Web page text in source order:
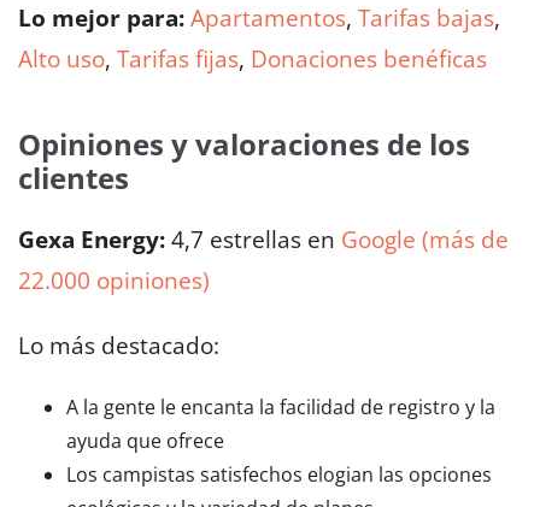
Lo mejor para:Apartamentos, Tarifas bajas,
Alto uso, Tarifas fijas, Donaciones benéficas
Opiniones y valoraciones de los
clientes
Gexa Energy:4,7 estrellas en Google (más de
22.000 opiniones)
Lo más destacado:
A la gente le encanta la facilidad de registro y la
ayuda que ofrece
Los campistas satisfechos elogian las opciones